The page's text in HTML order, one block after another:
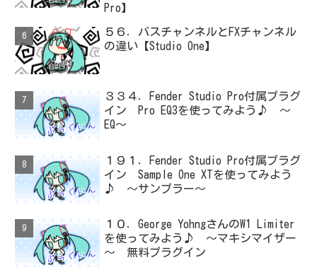
Pro】
５６．バスチャンネルとFXチャンネル
の違い【Studio One】
３３４．Fender Studio Pro付属プラグ
イン Pro EQ3を使ってみよう♪ ～
EQ～
１９１．Fender Studio Pro付属プラグ
イン Sample One XTを使ってみよう
♪ ～サンプラー～
１０．George YohngさんのW1 Limiter
を使ってみよう♪ ～マキシマイザー
～ 無料プラグイン